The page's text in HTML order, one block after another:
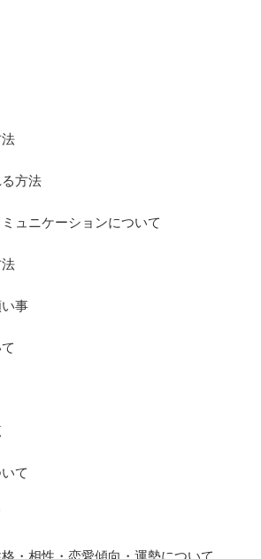
方法
ュニケーションについて
事
て
・相性・恋愛傾向・運勢について